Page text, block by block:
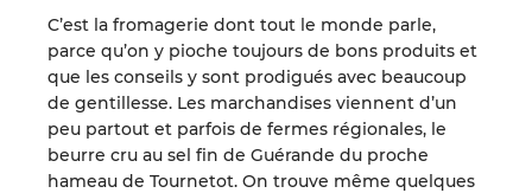
C’est la fromagerie dont tout le monde parle,
parce qu’on y pioche toujours de bons produits et
que les conseils y sont prodigués avec beaucoup
de gentillesse. Les marchandises viennent d’un
peu partout et parfois de fermes régionales, le
beurre cru au sel fin de Guérande du proche
hameau de Tournetot. On trouve même quelques